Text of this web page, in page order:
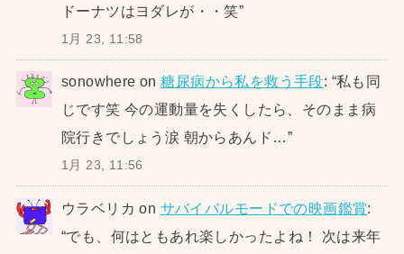
ドーナツはヨダレが・・笑”
1月 23, 11:58
sonowhere on糖尿病から私を救う手段: “私も同
じです笑 今の運動量を失くしたら、そのまま病
院行きでしょう涙 朝からあんド…”
1月 23, 11:56
ウラベリカ on サバイバルモードでの映画鑑賞:
“でも、何はともあれ楽しかったよね！ 次は来年